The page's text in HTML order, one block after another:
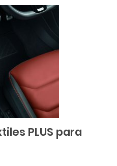
PLUS para